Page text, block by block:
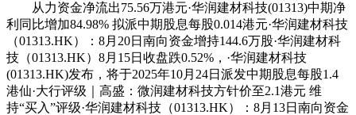
从力资金净流出75.56万港元·华润建材科技(01313)中期净
利同比增加84.98% 拟派中期股息每股0.014港元·华润建材科技
（01313.HK）：8月20日南向资金增持144.6万股·华润建材科
技（01313.HK）8月15日收盘跌0.52%，·华润建材科技
(01313.HK)发布，将于2025年10月24日派发中期股息每股1.4
港仙·大行评级｜高盛：微润建材科技方针价至2.1港元 维
持“买入”评级·华润建材科技（01313.HK）：8月13日南向资金